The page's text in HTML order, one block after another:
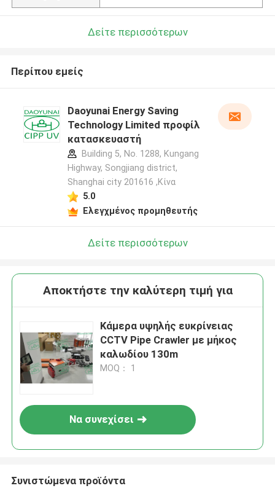
Αφήστε ένα μήνυμα
υποβολή
Δείτε περισσότερων
Περίπου εμείς
Daoyunai Energy Saving
Technology Limited προφίλ
κατασκευαστή
Building 5, No. 1288, Kungang
Highway, Songjiang district,
Shanghai city 201616 ,Κίνα
5.0
Ελεγχμένος προμηθευτής
Δείτε περισσότερων
Αποκτήστε την καλύτερη τιμή για
Κάμερα υψηλής ευκρίνειας
CCTV Pipe Crawler με μήκος
καλωδίου 130m
MOQ： 1
Να συνεχίσει
Συνιστώμενα προϊόντα